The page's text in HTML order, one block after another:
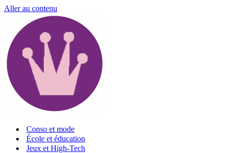
Aller au contenu
Conso et mode
École et éducation
Jeux et High-Tech